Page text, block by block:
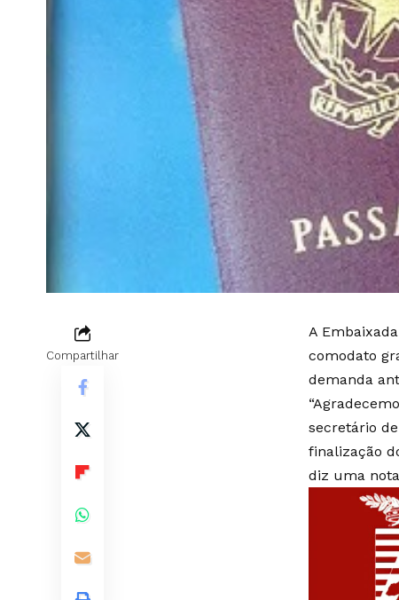
Compartilhar
A
comodato
demanda
secretário
finalização
diz uma